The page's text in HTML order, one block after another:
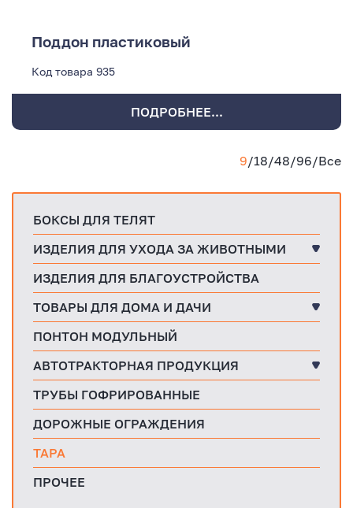
Поддон пластиковый
Код товара 935
ПОДРОБНЕЕ...
9/18/48/96/Все
БОКСЫ ДЛЯ ТЕЛЯТ
ИЗДЕЛИЯ ДЛЯ УХОДА ЗА ЖИВОТНЫМИ
ИЗДЕЛИЯ ДЛЯ БЛАГОУСТРОЙСТВА
ТОВАРЫ ДЛЯ ДОМА И ДАЧИ
ПОНТОН МОДУЛЬНЫЙ
АВТОТРАКТОРНАЯ ПРОДУКЦИЯ
ТРУБЫ ГОФРИРОВАННЫЕ
ДОРОЖНЫЕ ОГРАЖДЕНИЯ
ТАРА
ПРОЧЕЕ